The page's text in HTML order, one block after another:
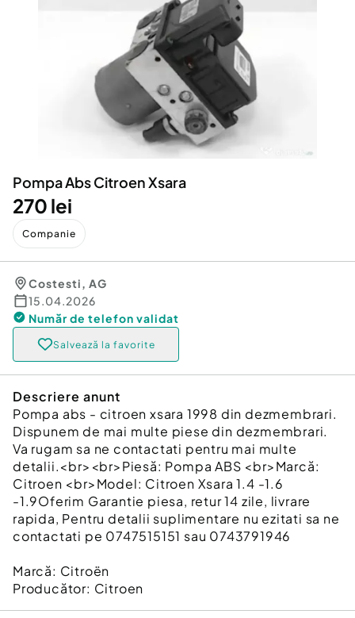
Animale de companie
Afaceri și echipamente profesionale
Inchiriere Bunuri si Vehicule
Utilaje agricole si industriale
Piese auto si accesorii
Pompa Abs Citroen Xsara
270 lei
Companie
Costesti, AG
15.04.2026
Număr de telefon validat
Salvează la favorite
Descriere anunt
Pompa abs - citroen xsara 1998 din dezmembrari.
Dispunem de mai multe piese din dezmembrari.
Va rugam sa ne contactati pentru mai multe
detalii.<br><br>Piesă: Pompa ABS <br>Marcă:
Citroen <br>Model: Citroen Xsara 1.4 -1.6
-1.9Oferim Garantie piesa, retur 14 zile, livrare
rapida, Pentru detalii suplimentare nu ezitati sa ne
contactati pe 0747515151 sau 0743791946
Marcă: Citroën
Producător: Citroen